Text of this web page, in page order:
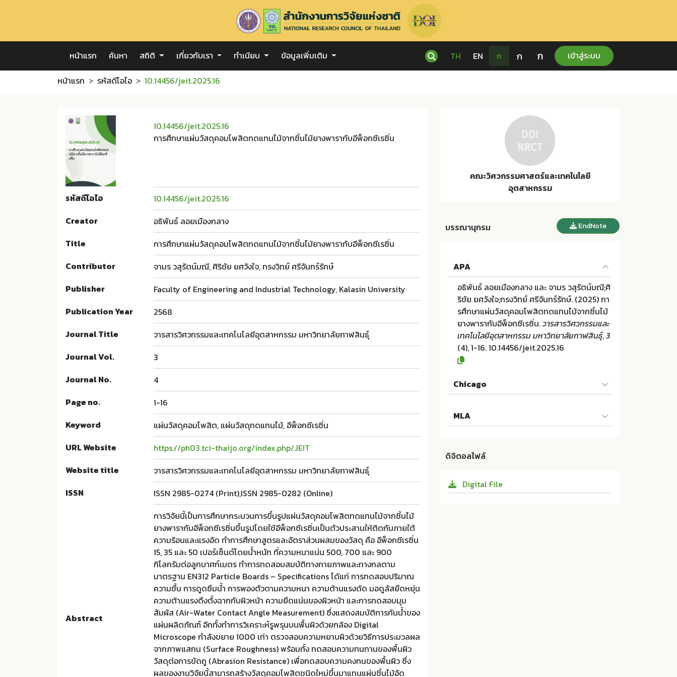
หน้าแรก ค้นหา สถิติ เกี่ยวกับเรา ทำเนียบ ข้อมูลเพิ่มเติม TH EN ก ก ก เข้าสู่ระบบ
หน้าแรก รหัสดีโอไอ 10.14456/jeit.2025.16
10.14456/jeit.2025.16
การศึกษาแผ่นวัสดุคอมโพสิตทดแทนไม้จากชิ้นไม้ยางพารากับอีพ็อกซีเรซิ่น
รหัสดีโอไอ
10.14456/jeit.2025.16
Creator
อธิพันธ์ ลอยเมืองกลาง
Title
การศึกษาแผ่นวัสดุคอมโพสิตทดแทนไม้จากชิ้นไม้ยางพารากับอีพ็อกซีเรซิ่น
Contributor
จามร วสุรัตน์มณี, ศิริชัย ยศวังใจ, ทรงวิทย์ ศรีจันทร์รักษ์
Publisher
Faculty of Engineering and Industrial Technology, Kalasin University
Publication Year
2568
Journal Title
วารสารวิศวกรรมและเทคโนโลยีอุตสาหกรรม มหาวิทยาลัยกาฬสินธุ์
Journal Vol.
3
Journal No.
4
Page no.
1-16
Keyword
แผ่นวัสดุคอมโพสิต, แผ่นวัสดุทดแทนไม้, อีพ็อกซีเรซิ่น
URL Website
https://ph03.tci-thaijo.org/index.php/JEIT
Website title
วารสารวิศวกรรมและเทคโนโลยีอุตสาหกรรม มหาวิทยาลัยกาฬสินธุ์
ISSN
ISSN 2985-0274 (Print),ISSN 2985-0282 (Online)
Abstract
การวิจัยนี้เป็นการศึกษากระบวนการขึ้นรูปแผ่นวัสดุคอมโพสิตทดแทนไม้จากชิ้นไม้
ยางพารากับอีพ็อกซีเรซิ่นขึ้นรูปโดยใช้อีพ็อกซีเรซิ่นเป็นตัวประสานให้ติดกันภายใต้
ความร้อนและแรงอัด ทำการศึกษาสูตรและอัตราส่วนผสมของวัสดุ คือ อีพ็อกซีเรซิ่น
15, 35 และ 50 เปอร์เซ็นต์โดยน้ำหนัก ที่ความหนาแน่น 500, 700 และ 900
กิโลกรัมต่อลูกบาศก์เมตร ทำการทดสอบสมบัติทางกายภาพและทางกลตาม
มาตรฐาน EN312 Particle Boards – Specifications ได้แก่ การทดสอบปริมาณ
ความชื้น การดูดซึมน้ำ การพองตัวตามความหนา ความต้านแรงดัด มอดูลัสยืดหยุ่น
ความต้านแรงดึงตั้งฉากกับผิวหน้า ความยึดแน่นของผิวหน้า และการทดสอบมุม
สัมผัส (Air-Water Contact Angle Measurement) ซึ่งแสดงสมบัติการกันน้ำของ
แผ่นผลิตภัณฑ์ อีกทั้งทำการวิเคราะห์รูพรุนบนพื้นผิวด้วยกล้อง Digital
Microscope กำลังขยาย 1000 เท่า ตรวจสอบความหยาบผิวด้วยวิธีการประมวลผล
จากภาพแสกน (Surface Roughness) พร้อมทั้ง ทดสอบความทนทานของพื้นผิว
วัสดุต่อการขัดถู (Abrasion Resistance) เพื่อทดสอบความคงทนของพื้นผิว ซึ่ง
ผลของงานวิจัยนี้สามารถสร้างวัสดุคอมโพสิตชนิดใหม่ขึ้นมาแทนแผ่นชิ้นไม้อัด
คณะวิศวกรรมศาสตร์และเทคโนโลยี
อุตสาหกรรม
บรรณานุกรม EndNote
APA
อธิพันธ์ ลอยเมืองกลาง และ จามร วสุรัตน์มณี;ศิ
ริชัย ยศวังใจ;ทรงวิทย์ ศรีจันทร์รักษ์. (2025) กา
รศึกษาแผ่นวัสดุคอมโพสิตทดแทนไม้จากชิ้นไม้
ยางพารากับอีพ็อกซีเรซิ่น.วารสารวิศวกรรมและ
เทคโนโลยีอุตสาหกรรม มหาวิทยาลัยกาฬสินธุ์,3
(4), 1-16. 10.14456/jeit.2025.16
Chicago
ริชัย ยศวังใจ;ทรงวิทย์ ศรีจันทร์รักษ์. "การศึกษา
แผ่นวัสดุคอมโพสิตทดแทนไม้จากชิ้นไม้ยางพาร
ลยีอุตสาหกรรม มหาวิทยาลัยกาฬสินธุ์ 3 (202
MLA
ผ่นวัสดุคอมโพสิตทดแทนไม้จากชิ้นไม้ยางพารา
d Industrial Technology, Kalasin Universit
y:ม.ป.ท. 2025. 10.14456/jeit.2025.16
ดิจิตอลไฟล์
Digital File